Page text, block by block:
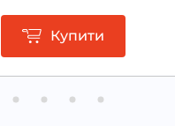
Купити